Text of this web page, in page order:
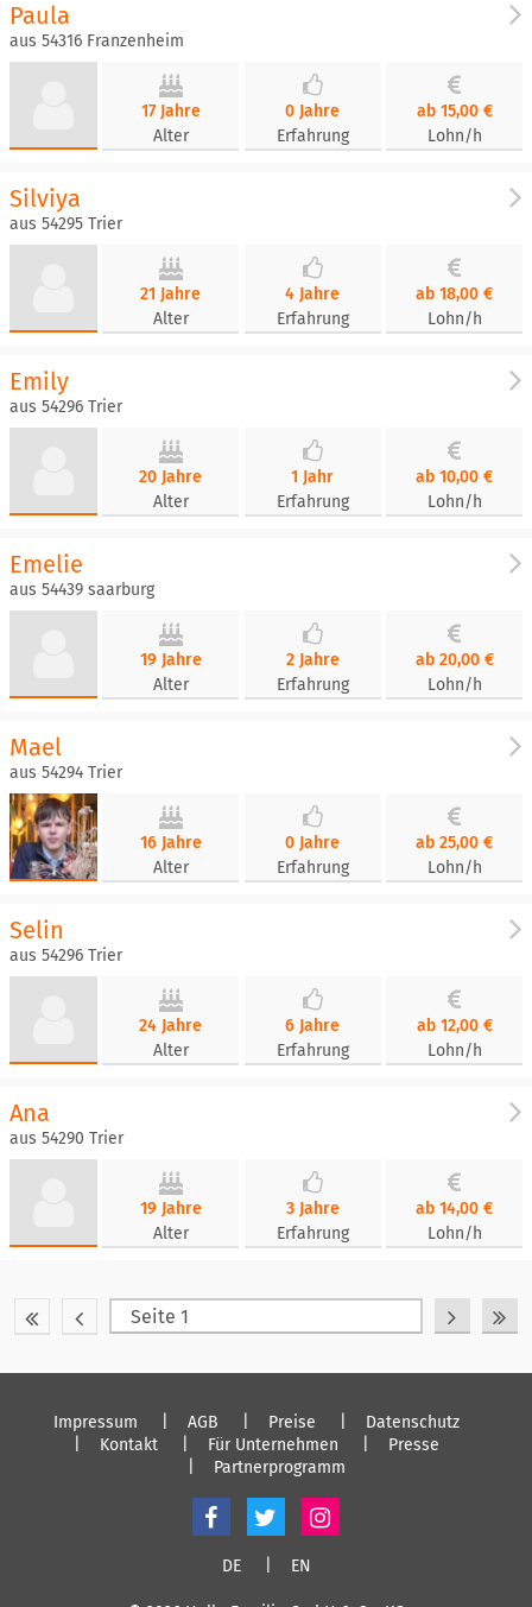
Paula
aus 54316 Franzenheim
17 Jahre
Alter
0 Jahre
Erfahrung
ab 15,00 €
Lohn/h
Silviya
aus 54295 Trier
21 Jahre
Alter
4 Jahre
Erfahrung
ab 18,00 €
Lohn/h
Emily
aus 54296 Trier
20 Jahre
Alter
1 Jahr
Erfahrung
ab 10,00 €
Lohn/h
Emelie
aus 54439 saarburg
19 Jahre
Alter
2 Jahre
Erfahrung
ab 20,00 €
Lohn/h
Mael
aus 54294 Trier
16 Jahre
Alter
0 Jahre
Erfahrung
ab 25,00 €
Lohn/h
Selin
aus 54296 Trier
24 Jahre
Alter
6 Jahre
Erfahrung
ab 12,00 €
Lohn/h
Ana
aus 54290 Trier
19 Jahre
Alter
3 Jahre
Erfahrung
ab 14,00 €
Lohn/h
Impressum AGB Preise
Datenschutz
Kontakt
Für Unternehmen
Presse
Partnerprogramm
DE EN